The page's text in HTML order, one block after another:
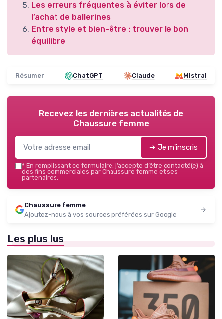
Les erreurs fréquentes à éviter lors de
l’achat de ballerines
Entre style et bien-être : trouver le bon
équilibre
Résumer ChatGPT Claude Mistral
Recevez les dernières actualités de
Chaussure femme
➔ Je m'inscris
* En remplissant ce formulaire, j’accepte d’être contacté(e) à
des fins commerciales par Chaussure femme et ses
partenaires.
Chaussure femme
Ajoutez-nous à vos sources préférées sur Google
Les plus lus